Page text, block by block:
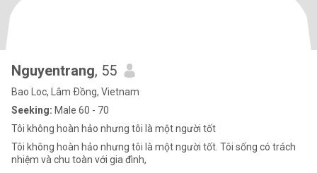
Nguyentrang, 55
Bao Loc, Lâm Ðồng, Vietnam
Seeking: Male 60 - 70
Tôi không hoàn hảo nhưng tôi là một người tốt
Tôi không hoàn hảo nhưng tôi là một người tốt. Tôi sống có trách
nhiệm và chu toàn với gia đình,